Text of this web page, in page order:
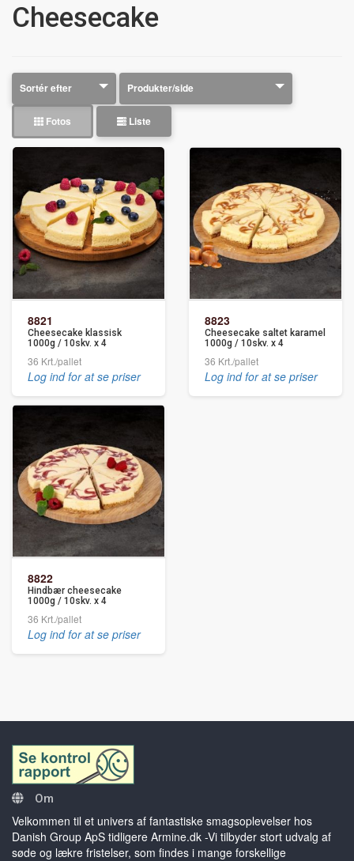
Cheesecake
Fotos Liste
8821
Cheesecake klassisk
1000g / 10skv. x 4
36 Krt./pallet
Log ind for at se priser
8823
Cheesecake saltet karamel
1000g / 10skv. x 4
36 Krt./pallet
Log ind for at se priser
8822
Hindbær cheesecake
1000g / 10skv. x 4
36 Krt./pallet
Log ind for at se priser
Om
Velkommen til et univers af fantastiske smagsoplevelser hos
Danish Group ApS tidligere Armine.dk -Vi tilbyder stort udvalg af
søde og lækre fristelser, som findes i mange forskellige